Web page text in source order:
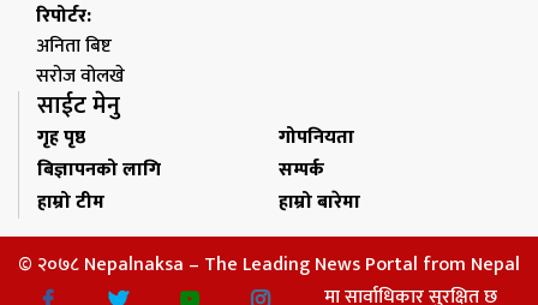
रिपोर्टर:
अनिता बिष्ट
सरोज वोलखे
साईट मेनु
गृह पृष्ठ
गोपनियता
बिज्ञापनको लागि
सम्पर्क
हाम्रो टीम
हाम्रो बारेमा
© २०७८ Nepalnaksa – The Leading News Portal from Nepal
मा सार्वाधिकार सुरक्षित छ